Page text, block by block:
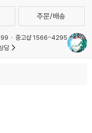
주문/배송
중고샵 1566-4295
담